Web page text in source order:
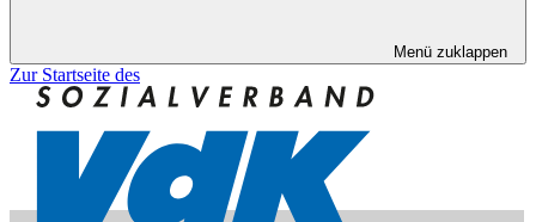
Menü zuklappen
Zur Startseite des